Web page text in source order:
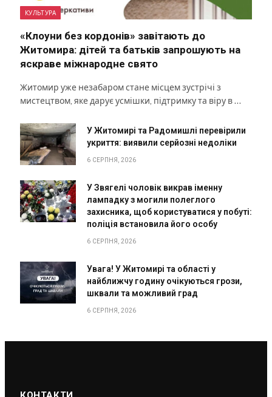
КУЛЬТУРА
«Клоуни без кордонів» завітають до
Житомира: дітей та батьків запрошують на
яскраве міжнародне свято
Житомир уже незабаром стане місцем зустрічі з
мистецтвом, яке дарує усмішки, підтримку та віру в …
У Житомирі та Радомишлі перевірили
укриття: виявили серйозні недоліки
6 СЕРПНЯ, 2026
У Звягелі чоловік викрав іменну
лампадку з могили полеглого
захисника, щоб користуватися у побуті:
поліція встановила його особу
6 СЕРПНЯ, 2026
Увага! У Житомирі та області у
найближчу годину очікуються грози,
шквали та можливий град
6 СЕРПНЯ, 2026